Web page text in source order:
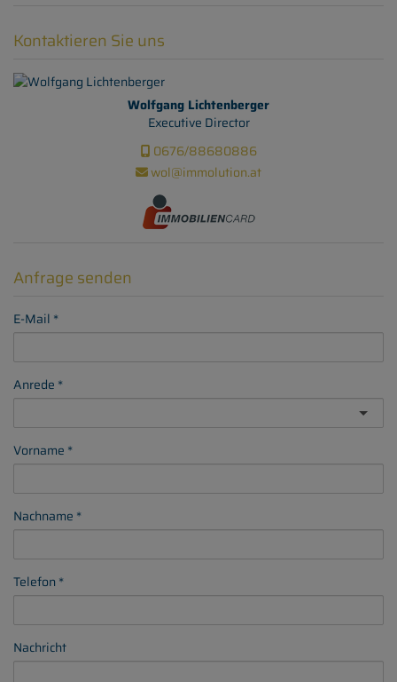
Kontaktieren Sie uns
Wolfgang Lichtenberger
Executive Director
0676/88680886
wol@immolution.at
Anfrage senden
E-Mail
Anrede
Vorname
Nachname
Telefon
Nachricht